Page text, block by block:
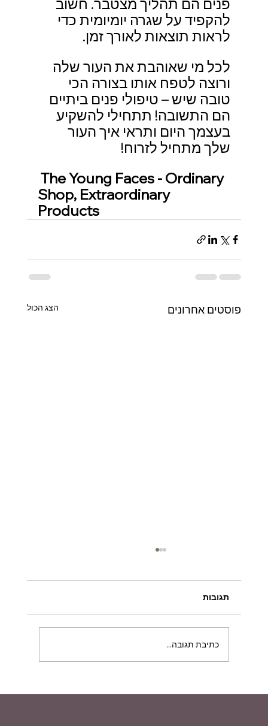
להקפיד על שגרה יומיומית כדי
לראות תוצאות לאורך זמן.
לכל מי שאוהבת את העור שלה
ורוצה לטפח אותו בצורה הכי
טובה שיש – טיפולי פנים ביתיים
הם התשובה! תתחילי להשקיע
בעצמך היום ותראי איך העור
שלך מתחיל לזרוח!
The Young Faces - Ordinary
Shop, Extraordinary
Products
פוסטים אחרונים הצג הכול
תגובות
כתיבת תגובה...